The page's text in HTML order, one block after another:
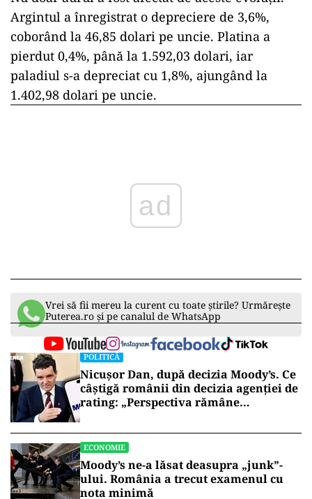
Argintul a înregistrat o depreciere de 3,6%,
coborând la 46,85 dolari pe uncie. Platina a
pierdut 0,4%, până la 1.592,03 dolari, iar
paladiul s-a depreciat cu 1,8%, ajungând la
1.402,98 dolari pe uncie.
ad
Vrei să fii mereu la curent cu toate știrile? Urmărește
Puterea.ro și pe canalul de WhatsApp
POLITICĂ
Nicușor Dan, după decizia Moody’s. Ce
câștigă românii din decizia agenției de
rating: „Perspectiva rămâne
ECONOMIE
Moody’s ne-a lăsat deasupra „junk”-
ului. România a trecut examenul cu
nota minimă